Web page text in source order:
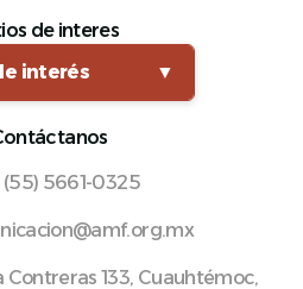
de interes
interés
▼
(55) 5661-0325
Contreras 133, Cuauhtémoc,